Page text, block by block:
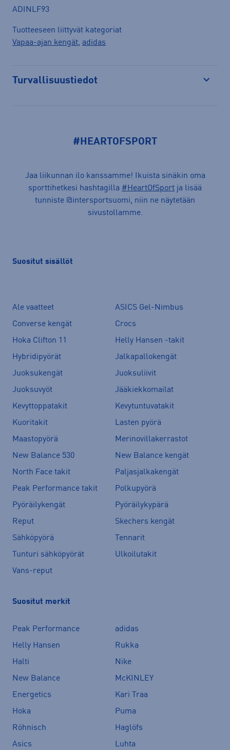
ADINLF93
Tuotteeseen liittyvät kategoriat
Vapaa-ajan kengät, adidas
Turvallisuustiedot
#HEARTOFSPORT
Jaa liikunnan ilo kanssamme! Ikuista sinäkin oma
sporttihetkesi hashtagilla #HeartOfSport ja lisää
tunniste @intersportsuomi, niin ne näytetään
sivustollamme.
Suositut sisällöt
Ale vaatteet
ASICS Gel-Nimbus
Converse kengät
Crocs
Hoka Clifton 11
Helly Hansen -takit
Hybridipyörät
Jalkapallokengät
Juoksukengät
Juoksuliivit
Juoksuvyöt
Jääkiekkomailat
Kevyttoppatakit
Kevytuntuvatakit
Kuoritakit
Lasten pyörä
Maastopyörä
Merinovillakerrastot
New Balance 530
New Balance kengät
North Face takit
Paljasjalkakengät
Peak Performance takit
Polkupyörä
Pyöräilykengät
Pyöräilykypärä
Reput
Skechers kengät
Sähköpyörä
Tennarit
Tunturi sähköpyörät
Ulkoilutakit
Vans-reput
Suositut merkit
Peak Performance
adidas
Helly Hansen
Rukka
Halti
Nike
New Balance
McKINLEY
Energetics
Kari Traa
Hoka
Puma
Röhnisch
Haglöfs
Asics
Luhta